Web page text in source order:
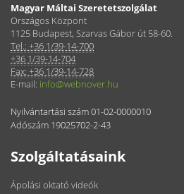
Magyar Máltai Szeretetszolgálat
Országos Központ
1125 Budapest, Szarvas Gábor út 58-60.
Tel.: +36 1/39-14-700
+36 1/39-14-704
Fax: +36 1/39-14-728
E-mail: info@webnover.hu
Nyilvántartási szám 01-02-0000010
Adószám 19025702-2-43
Szolgáltatásaink
Ápolási oktató videók